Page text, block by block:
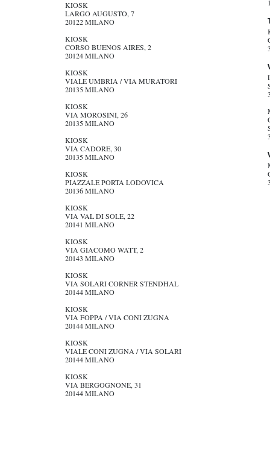
KIOSK
LARGO AUGUSTO, 7
20122 MILANO
KIOSK
CORSO BUENOS AIRES, 2
20124 MILANO
KIOSK
VIALE UMBRIA / VIA MURATORI
20135 MILANO
KIOSK
VIA MOROSINI, 26
20135 MILANO
KIOSK
VIA CADORE, 30
20135 MILANO
KIOSK
PIAZZALE PORTA LODOVICA
20136 MILANO
KIOSK
VIA VAL DI SOLE, 22
20141 MILANO
KIOSK
VIA GIACOMO WATT, 2
20143 MILANO
KIOSK
VIA SOLARI CORNER STENDHAL
20144 MILANO
KIOSK
VIA FOPPA / VIA CONI ZUGNA
20144 MILANO
KIOSK
VIALE CONI ZUGNA / VIA SOLARI
20144 MILANO
KIOSK
VIA BERGOGNONE, 31
20144 MILANO